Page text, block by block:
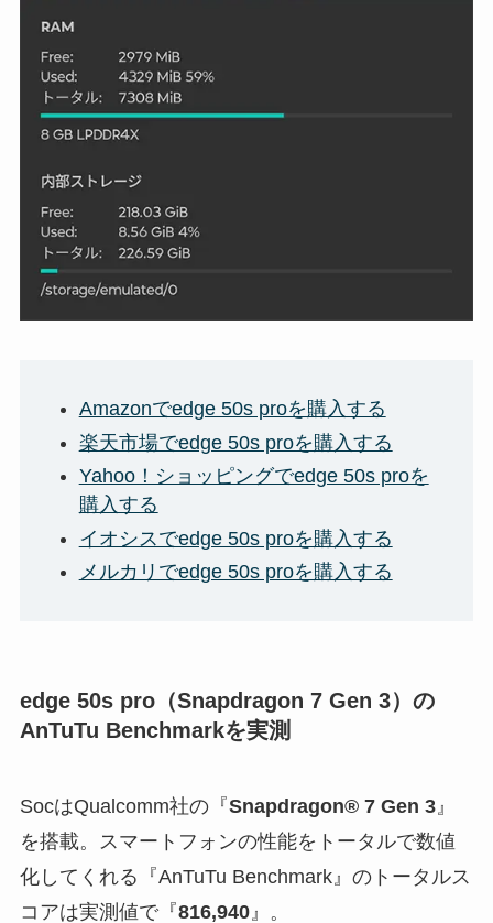
Amazonでedge 50s proを購入する
楽天市場でedge 50s proを購入する
Yahoo！ショッピングでedge 50s proを
購入する
イオシスでedge 50s proを購入する
メルカリでedge 50s proを購入する
edge 50s pro（Snapdragon 7 Gen 3）の
AnTuTu Benchmarkを実測
SocはQualcomm社の『Snapdragon® 7 Gen 3』
を搭載。スマートフォンの性能をトータルで数値
化してくれる『AnTuTu Benchmark』のトータルス
コアは実測値で『816,940』。